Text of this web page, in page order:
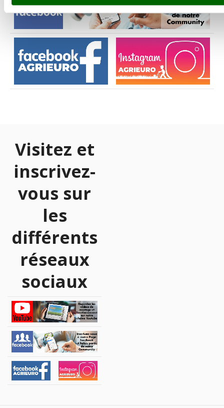
Visitez et
inscrivez-
vous sur
les
différents
réseaux
sociaux